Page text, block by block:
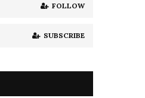
FOLLOW
SUBSCRIBE